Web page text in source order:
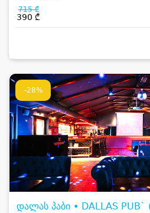
715 ₾
390 ₾
-28%
დალას პაბი • DALLAS